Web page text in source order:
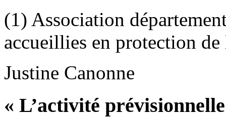
(1) Association
accueillies en protection de
Justine Canonne
« L’activité